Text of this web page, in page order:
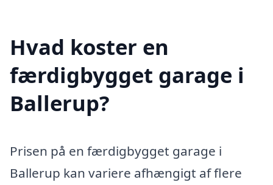
Hvad koster en
færdigbygget garage i
Ballerup?
Prisen på en færdigbygget garage i
Ballerup kan variere afhængigt af flere